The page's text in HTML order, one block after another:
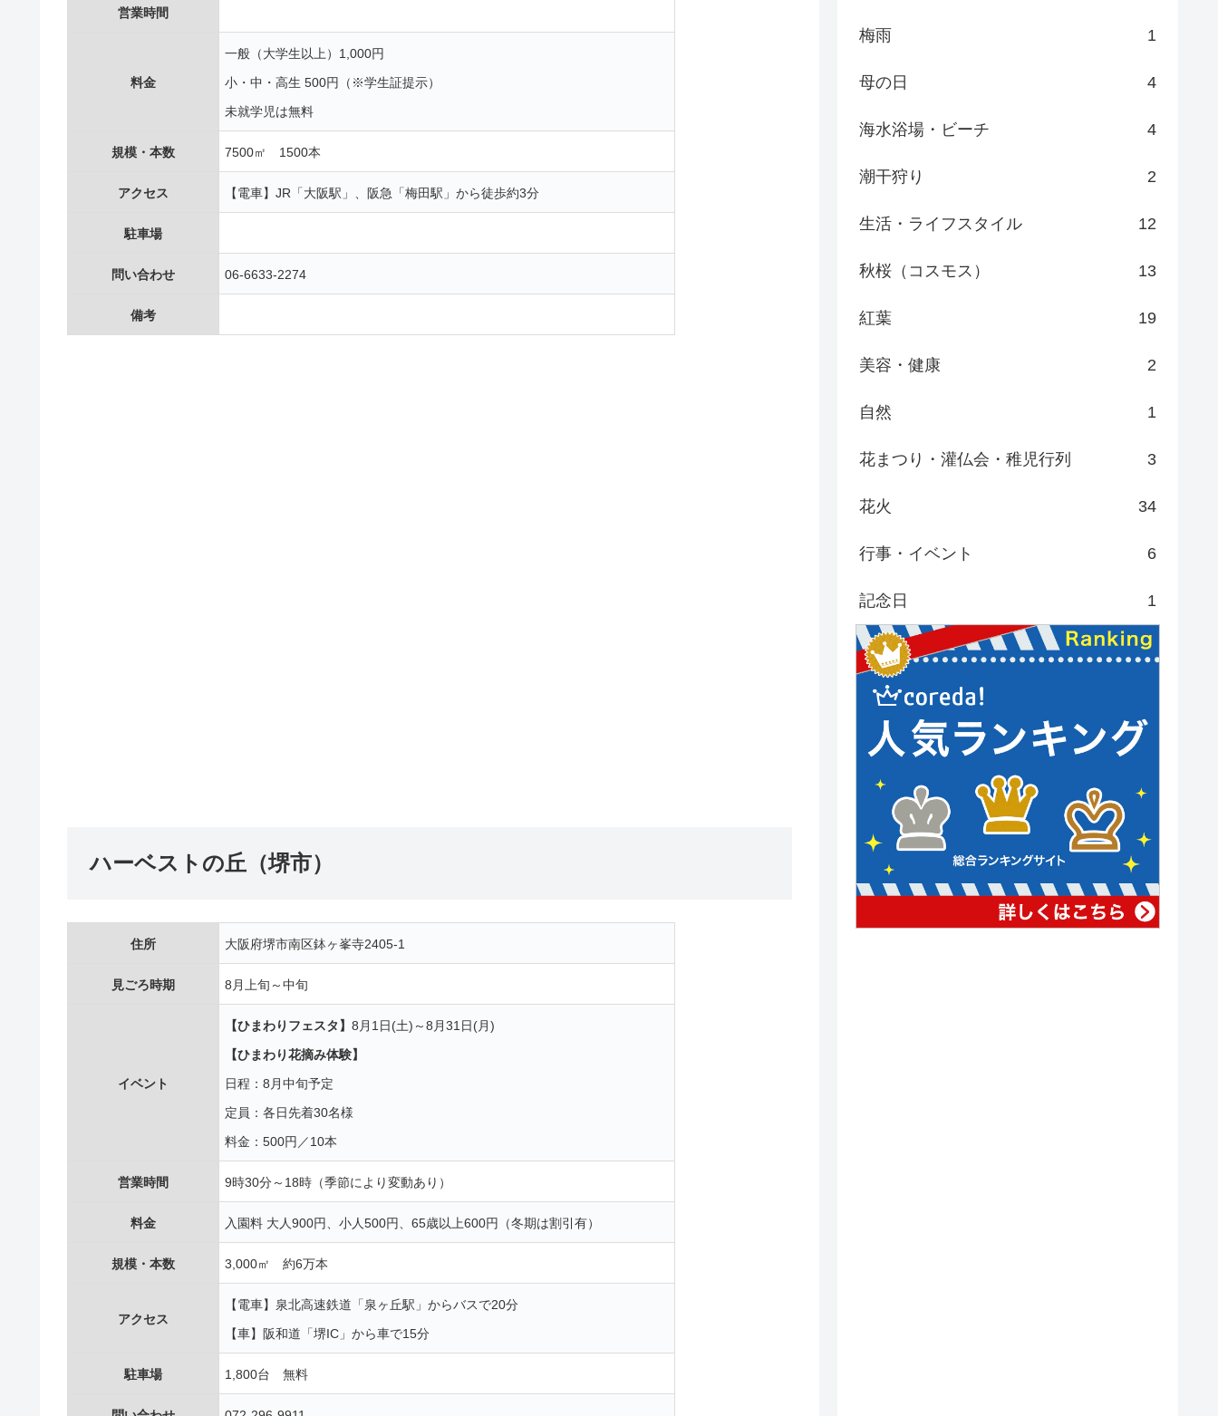
営業時間
料金
一般（大学生以上）1,000円
小・中・高生 500円（※学生証提示）
未就学児は無料
規模・本数 7500㎡ 1500本
アクセス 【電車】JR「大阪駅」、阪急「梅田駅」から徒歩約3分
駐車場
問い合わせ 06-6633-2274
備考
ハーベストの丘（堺市）
住所 大阪府堺市南区鉢ヶ峯寺2405-1
見ごろ時期 8月上旬～中旬
イベント
【ひまわりフェスタ】 8月1日(土)～8月31日(月)
【ひまわり花摘み体験】
日程：8月中旬予定
定員：各日先着30名様
料金：500円／10本
営業時間 9時30分～18時（季節により変動あり）
料金 入園料 大人900円、小人500円、65歳以上600円（冬期は割引有）
規模・本数 3,000㎡ 約6万本
アクセス
【電車】泉北高速鉄道「泉ヶ丘駅」からバスで20分
【車】阪和道「堺IC」から車で15分
駐車場 1,800台 無料
梅雨 1
母の日 4
海水浴場・ビーチ 4
潮干狩り 2
生活・ライフスタイル 12
秋桜（コスモス） 13
紅葉 19
美容・健康 2
自然 1
花まつり・灌仏会・稚児行列 3
花火 34
行事・イベント 6
記念日 1